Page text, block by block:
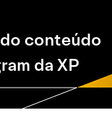
conteúdo
da XP